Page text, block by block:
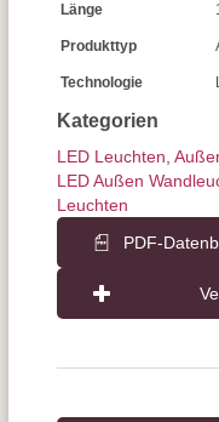
Kategorien
LED Leuchten
LED Außen
Leuchten
PDF-
Länge
Produkttyp
Technologie